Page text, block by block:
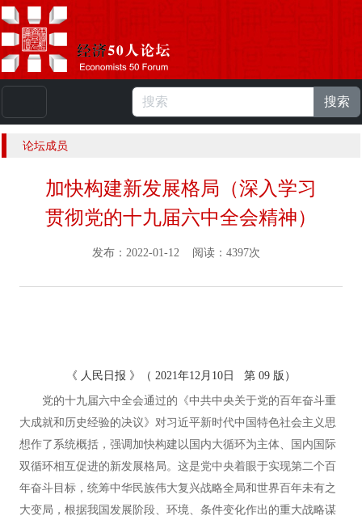
人 |English
搜索
论坛成员
加快构建新发展格局（深入学习
贯彻党的十九届六中全会精神）
发布：2022-01-12 阅读：4397次
《 人民日报 》（ 2021年12月10日 第 09 版）
党的十九届六中全会通过的《中共中央关于党的百年奋斗重
大成就和历史经验的决议》对习近平新时代中国特色社会主义思
想作了系统概括，强调加快构建以国内大循环为主体、国内国际
双循环相互促进的新发展格局。这是党中央着眼于实现第二个百
年奋斗目标，统筹中华民族伟大复兴战略全局和世界百年未有之
大变局，根据我国发展阶段、环境、条件变化作出的重大战略谋